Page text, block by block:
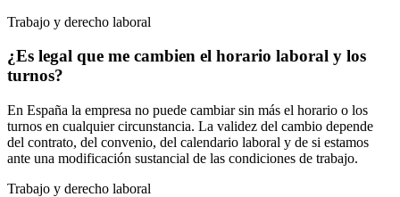
Trabajo y derecho laboral
¿Es legal que me cambien el horario laboral y los
turnos?
En España la empresa no puede cambiar sin más el horario o los
turnos en cualquier circunstancia. La validez del cambio depende
del contrato, del convenio, del calendario laboral y de si estamos
ante una modificación sustancial de las condiciones de trabajo.
Trabajo y derecho laboral